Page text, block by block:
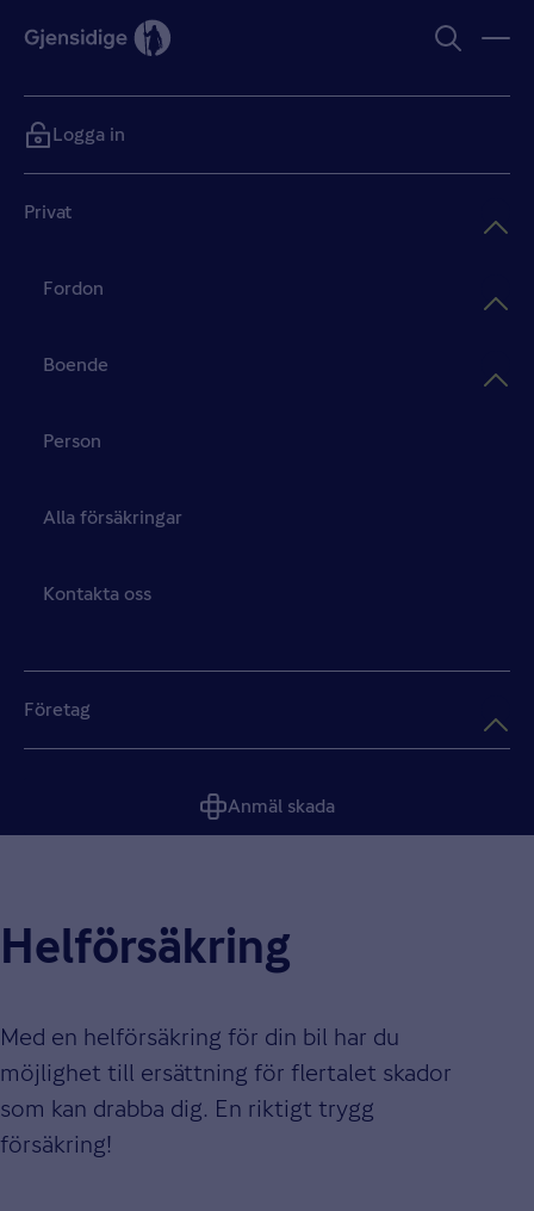
Privat
Fordon
Boende
Person
Alla försäkringar
Kontakta oss
Företag
Anmäl skada
Logga in
Helförsäkring
Med en helförsäkring för din bil har du
möjlighet till ersättning för flertalet skador
som kan drabba dig. En riktigt trygg
försäkring!